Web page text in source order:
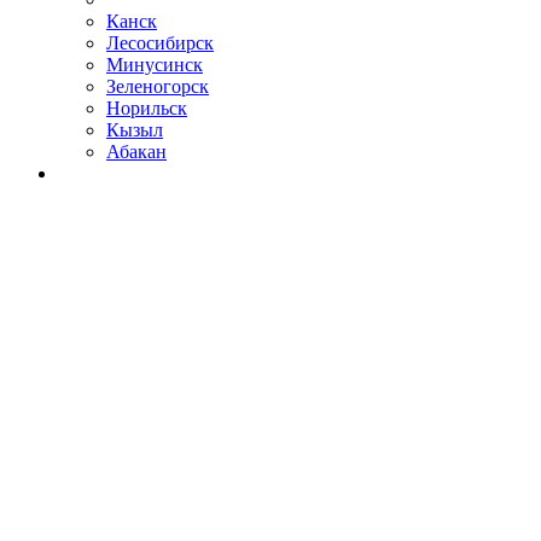
Канск
Лесосибирск
Минусинск
Зеленогорск
Норильск
Кызыл
Абакан